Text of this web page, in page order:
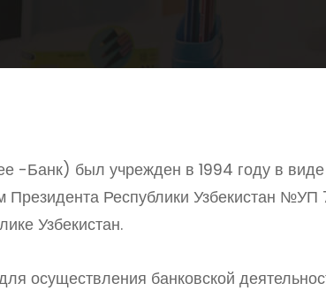
-Банк) был учрежден в 1994 году в виде
Президента Республики Узбекистан №УП
Узбекистан.
осуществления банковской